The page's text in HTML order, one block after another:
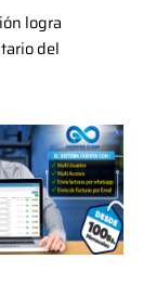
logra
del